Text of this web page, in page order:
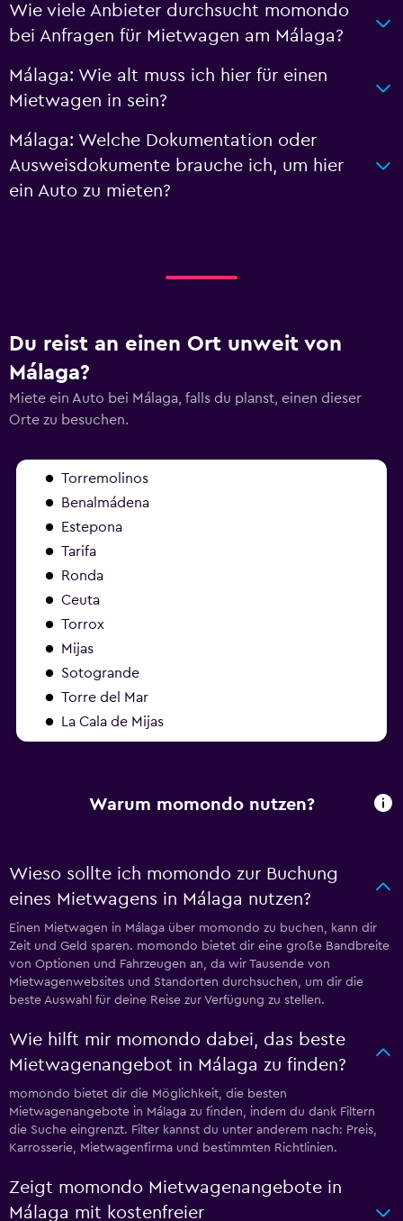
Wie viele Anbieter durchsucht momondo
bei Anfragen für Mietwagen am Málaga?
Málaga: Wie alt muss ich hier für einen
Mietwagen in sein?
Málaga: Welche Dokumentation oder
Ausweisdokumente brauche ich, um hier
ein Auto zu mieten?
Du reist an einen Ort unweit von
Málaga?
Miete ein Auto bei Málaga, falls du planst, einen dieser
Orte zu besuchen.
Torremolinos
Benalmádena
Estepona
Tarifa
Ronda
Ceuta
Torrox
Mijas
Sotogrande
Torre del Mar
La Cala de Mijas
Warum momondo nutzen?
Wieso sollte ich momondo zur Buchung
eines Mietwagens in Málaga nutzen?
Einen Mietwagen in Málaga über momondo zu buchen, kann dir
Zeit und Geld sparen. momondo bietet dir eine große Bandbreite
von Optionen und Fahrzeugen an, da wir Tausende von
Mietwagenwebsites und Standorten durchsuchen, um dir die
beste Auswahl für deine Reise zur Verfügung zu stellen.
Wie hilft mir momondo dabei, das beste
Mietwagenangebot in Málaga zu finden?
momondo bietet dir die Möglichkeit, die besten
Mietwagenangebote in Málaga zu finden, indem du dank Filtern
die Suche eingrenzt. Filter kannst du unter anderem nach: Preis,
Karrosserie, Mietwagenfirma und bestimmten Richtlinien.
Zeigt momondo Mietwagenangebote in
Málaga mit kostenfreier